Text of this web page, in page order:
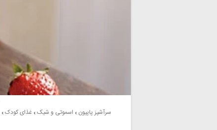
سرآشپز پاپیون اسموتی و شیک غذای کودک